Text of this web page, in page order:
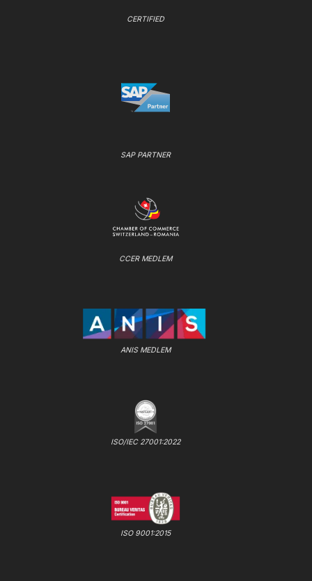
CERTIFIED
SAP PARTNER
CCER MEDLEM
ANIS MEDLEM
ISO/IEC 27001:2022
ISO 9001:2015